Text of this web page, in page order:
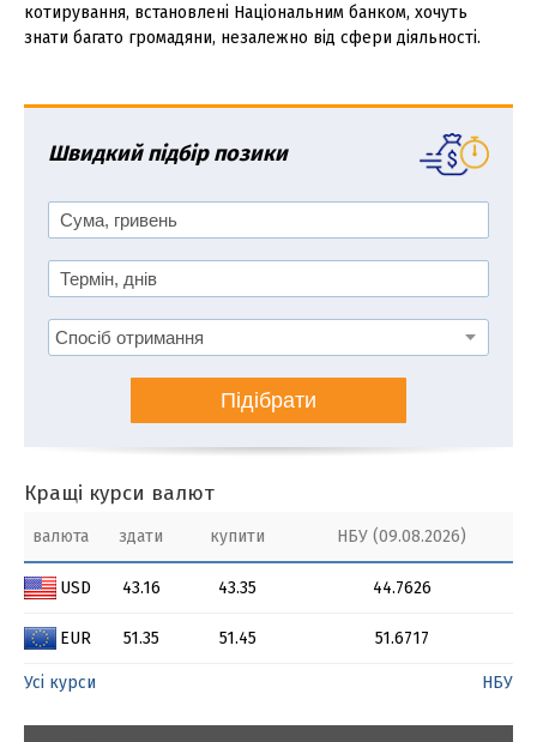
котирування, встановлені Національним банком, хочуть
знати багато громадяни, незалежно від сфери діяльності.
Швидкий підбір позики
Підібрати
Кращі курси валют
валюта здати купити НБУ (09.08.2026)
USD 43.16 43.35 44.7626
EUR 51.35 51.45 51.6717
Усі курси НБУ